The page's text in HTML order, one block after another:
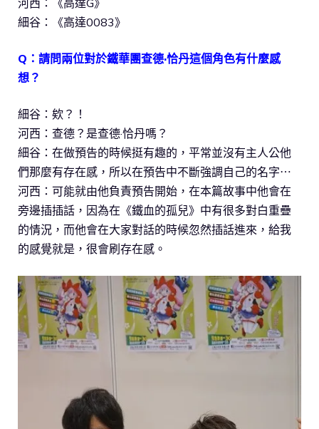
細谷：《高達0083》
Q：請問兩位對於鐵華團查德·恰丹這個角色有什麼感
想？
細谷：欸？！
河西：查德？是查德·恰丹嗎？
細谷：在做預告的時候挺有趣的，平常並沒有主人公他
們那麼有存在感，所以在預告中不斷強調自己的名字⋯
河西：可能就由他負責預告開始，在本篇故事中他會在
旁邊插插話，因為在《鐵血的孤兒》中有很多對白重疊
的情況，而他會在大家對話的時候忽然插話進來，給我
的感覺就是，很會刷存在感。